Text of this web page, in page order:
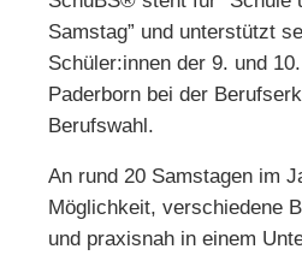
Samstag” und unterstützt
Schüler:innen der 9. und
Paderborn bei der
Berufswahl.
An rund 20 Samstagen im
Möglichkeit, verschiedene
und praxisnah in einem